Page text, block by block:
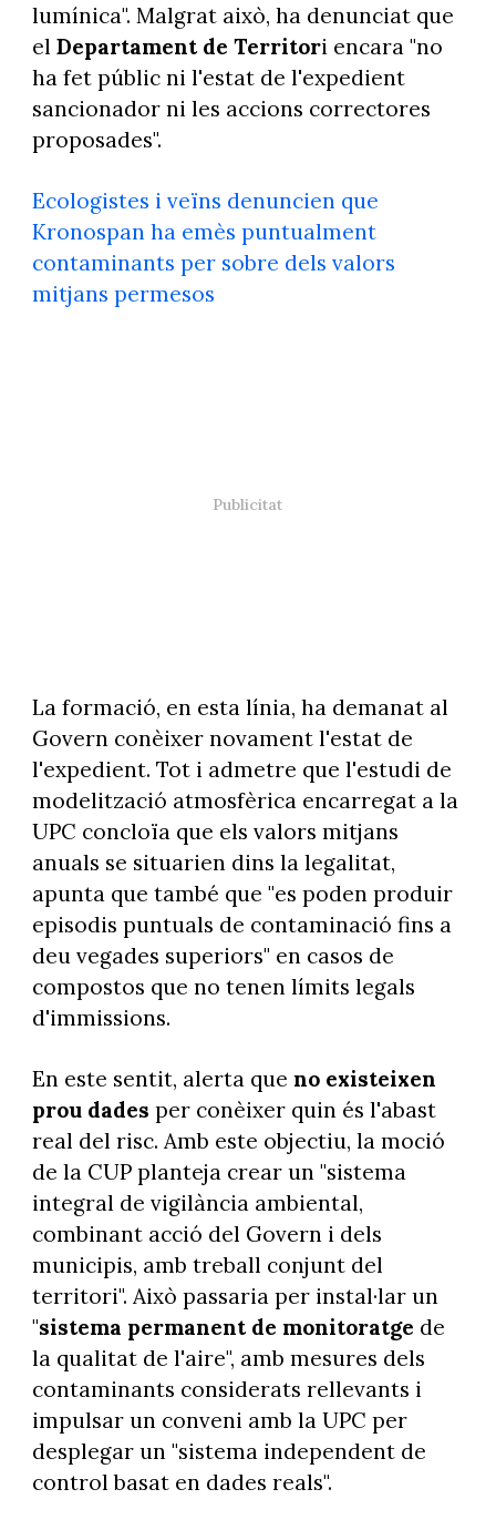
lumínica". Malgrat això, ha denunciat que
el Departament de Territori encara "no
ha fet públic ni l'estat de l'expedient
sancionador ni les accions correctores
proposades".
Ecologistes i veïns denuncien que
Kronospan ha emès puntualment
contaminants per sobre dels valors
mitjans permesos
La formació, en esta línia, ha demanat al
Govern conèixer novament l'estat de
l'expedient. Tot i admetre que l'estudi de
modelització atmosfèrica encarregat a la
UPC concloïa que els valors mitjans
anuals se situarien dins la legalitat,
apunta que també que "es poden produir
episodis puntuals de contaminació fins a
deu vegades superiors" en casos de
compostos que no tenen límits legals
d'immissions.
En este sentit, alerta que no existeixen
prou dades per conèixer quin és l'abast
real del risc. Amb este objectiu, la moció
de la CUP planteja crear un "sistema
integral de vigilància ambiental,
combinant acció del Govern i dels
municipis, amb treball conjunt del
territori". Això passaria per instal·lar un
"sistema permanent de monitoratge de
la qualitat de l'aire", amb mesures dels
contaminants considerats rellevants i
impulsar un conveni amb la UPC per
desplegar un "sistema independent de
control basat en dades reals".